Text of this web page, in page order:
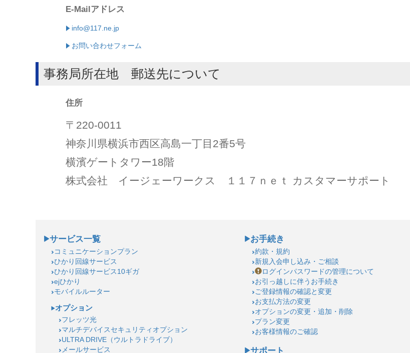
E-Mailアドレス
info@117.ne.jp
お問い合わせフォーム
事務局所在地 郵送先について
住所
〒220-0011
神奈川県横浜市西区高島一丁目2番5号
横濱ゲートタワー18階
株式会社 イージェーワークス １１７ｎｅｔ カスタマーサポート
サービス一覧
コミュニケーションプラン
ひかり回線サービス
ひかり回線サービス10ギガ
ejひかり
モバイルルーター
オプション
フレッツ光
マルチデバイスセキュリティオプション
ULTRA DRIVE（ウルトラドライブ）
メールサービス
お手続き
約款・規約
新規入会申し込み・ご相談
ログインパスワードの管理について
お引っ越しに伴うお手続き
ご登録情報の確認と変更
お支払方法の変更
オプションの変更・追加・削除
プラン変更
お客様情報のご確認
サポート